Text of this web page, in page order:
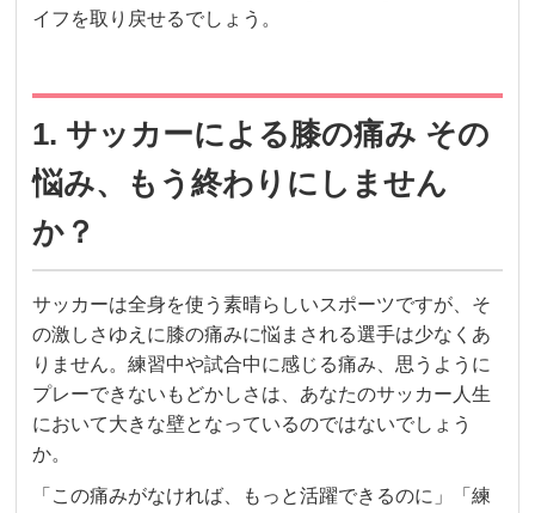
イフを取り戻せるでしょう。
1. サッカーによる膝の痛み その
悩み、もう終わりにしません
か？
サッカーは全身を使う素晴らしいスポーツですが、そ
の激しさゆえに膝の痛みに悩まされる選手は少なくあ
りません。練習中や試合中に感じる痛み、思うように
プレーできないもどかしさは、あなたのサッカー人生
において大きな壁となっているのではないでしょう
か。
「この痛みがなければ、もっと活躍できるのに」「練